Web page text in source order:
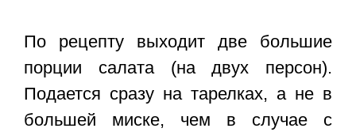
По рецепту выходит две большие
порции салата (на двух персон).
Подается сразу на тарелках, а не в
большей миске, чем в случае с